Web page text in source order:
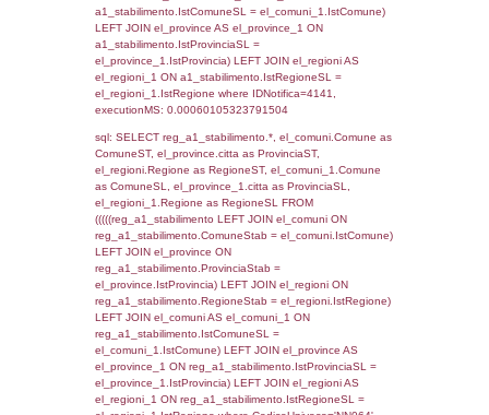
sql: SELECT COUNT(*) FROM `userlevels`
`userlevelid` = -2, executionMS:
sql: SELECT `userlevelid`, `userlevelname`
sql: SELECT COUNT(*) FROM
WHERE `userlevelid` = -2, executionMS:
0.0001978874206543
sql: SELECT `tablename`, `userlevelid`,
`userlevelpermissions` WHERE `userlevelid`
executionMS: 0.0010051727294922
sql: SELECT a1.RagioneSociale,
localita, el_prov.citta AS provincia,
DATE(n.DataInvioNotifica) as